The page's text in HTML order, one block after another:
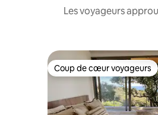
Les voyageurs
Coup de cœur voyageurs
Coup de cœur voyageurs